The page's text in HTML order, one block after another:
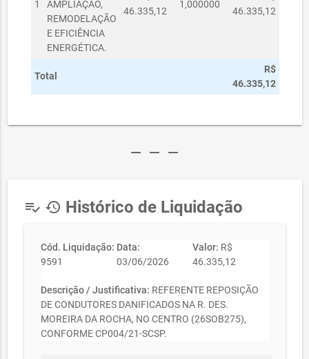
1
AMPLIAÇÃO,
REMODELAÇÃO
E EFICIÊNCIA
ENERGÉTICA.
46.335,12
1,000000
46.335,12
Total
R$
46.335,12
remove remove remove
playlist_add_check history Histórico de Liquidação
Cód. Liquidação:
9591
Data:
03/06/2026
Valor: R$
46.335,12
Descrição / Justificativa: REFERENTE REPOSIÇÃO
DE CONDUTORES DANIFICADOS NA R. DES.
MOREIRA DA ROCHA, NO CENTRO (26SOB275),
CONFORME CP004/21-SCSP.